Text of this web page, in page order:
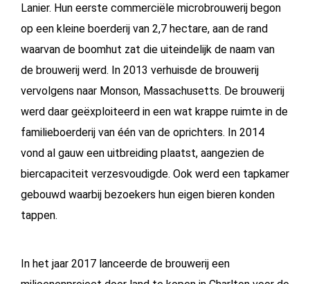
Lanier. Hun eerste commerciële microbrouwerij begon
op een kleine boerderij van 2,7 hectare, aan de rand
waarvan de boomhut zat die uiteindelijk de naam van
de brouwerij werd. In 2013 verhuisde de brouwerij
vervolgens naar Monson, Massachusetts. De brouwerij
werd daar geëxploiteerd in een wat krappe ruimte in de
familieboerderij van één van de oprichters. In 2014
vond al gauw een uitbreiding plaatst, aangezien de
biercapaciteit verzesvoudigde. Ook werd een tapkamer
gebouwd waarbij bezoekers hun eigen bieren konden
tappen.
In het jaar 2017 lanceerde de brouwerij een